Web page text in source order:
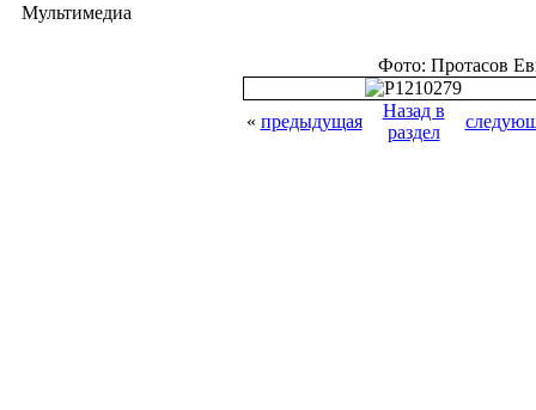
Мультимедиа
Фото: Протасов
« предыдущая
Назад в
раздел